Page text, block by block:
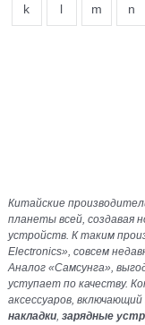
k l m n
Китайские
планеты всей, создавая
устройств. К таким
Electronics», совсем
Аналог «Самсунга»,
уступает по качеству.
аксессуаров,
накладки ,зарядные